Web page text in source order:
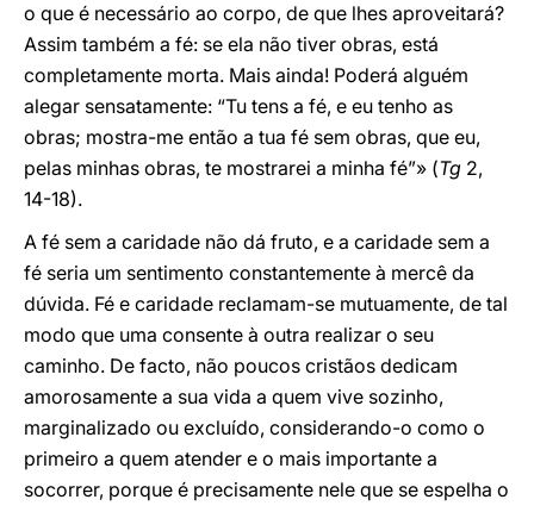
o que é necessário ao corpo, de que lhes aproveitará?
Assim também a fé: se ela não tiver obras, está
completamente morta. Mais ainda! Poderá alguém
alegar sensatamente: “Tu tens a fé, e eu tenho as
obras; mostra-me então a tua fé sem obras, que eu,
pelas minhas obras, te mostrarei a minha fé”» (Tg 2,
14-18).
A fé sem a caridade não dá fruto, e a caridade sem a
fé seria um sentimento constantemente à mercê da
dúvida. Fé e caridade reclamam-se mutuamente, de tal
modo que uma consente à outra realizar o seu
caminho. De facto, não poucos cristãos dedicam
amorosamente a sua vida a quem vive sozinho,
marginalizado ou excluído, considerando-o como o
primeiro a quem atender e o mais importante a
socorrer, porque é precisamente nele que se espelha o